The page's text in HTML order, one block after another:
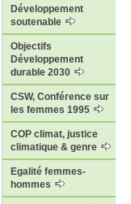
Développement
soutenable
Objectifs
Développement
durable 2030
CSW, Conférence sur
les femmes 1995
COP climat, justice
climatique & genre
Egalité femmes-
hommes